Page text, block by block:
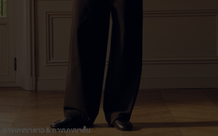
กางเกงขายาว & กางเกงขาสั้น